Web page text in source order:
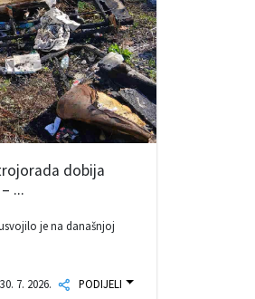
dobija
...
je na današnjoj
30. 7. 2026. PODIJELI